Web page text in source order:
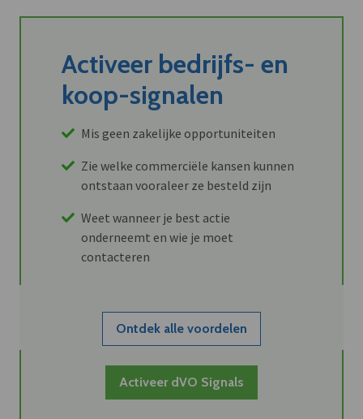
Activeer bedrijfs- en
koop-signalen
Mis geen zakelijke opportuniteiten
Zie welke commerciële kansen kunnen
ontstaan vooraleer ze besteld zijn
Weet wanneer je best actie
onderneemt en wie je moet
contacteren
Ontdek alle voordelen
Activeer dVO Signals